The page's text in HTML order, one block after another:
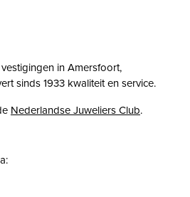
in Amersfoort,
sinds 1933 kwaliteit en service.
Nederlandse Juweliers Club.